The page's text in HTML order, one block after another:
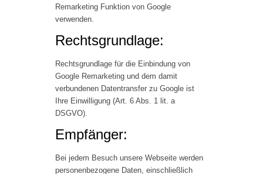
Remarketing Funktion von Google
verwenden.
Rechtsgrundlage:
Rechtsgrundlage für die Einbindung von
Google Remarketing und dem damit
verbundenen Datentransfer zu Google ist
Ihre Einwilligung (Art. 6 Abs. 1 lit. a
DSGVO).
Empfänger:
Bei jedem Besuch unsere Webseite werden
personenbezogene Daten, einschließlich